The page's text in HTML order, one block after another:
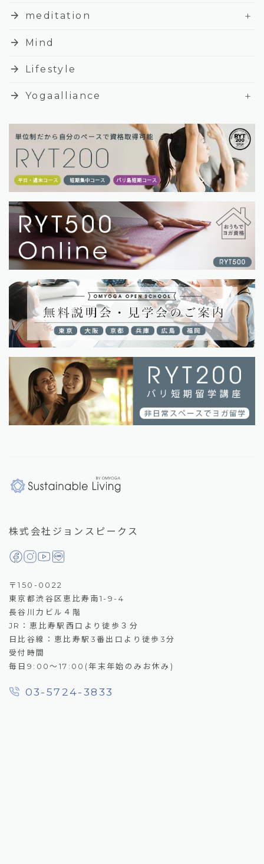
arrow_forward
meditation
+
arrow_forward
Mind
arrow_forward Lifestyle
arrow_forward Yogaalliance +
株式会社ジョンスピークス
〒150-0022
東京都渋谷区恵比寿南1-9-4
長谷川力ビル４階
JR：恵比寿駅西口より徒歩３分
日比谷線：恵比寿駅3番出口より徒歩3分
受付時間
毎日9:00～17:00(年末年始のみお休み)
03-5724-3833